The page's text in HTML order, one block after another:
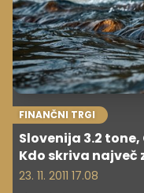
FINANČNI TRGI
Slovenija 3.2 tone,
Kdo skriva največ
23. 11. 2011 17.08